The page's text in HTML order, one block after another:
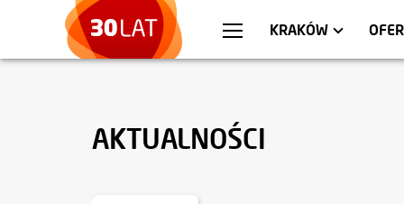
KRAKÓW
WARSZAWA
MIESZKANIA
AKTUALNOŚCI